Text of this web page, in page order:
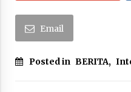
Email
Posted in BERITA,